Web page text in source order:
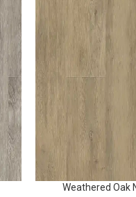
Weathered Oak